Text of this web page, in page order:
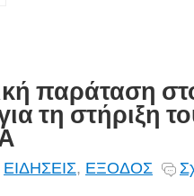
παράταση
τη στήριξη
ΕΙΔΗΣΕΙΣ, ΕΞΟΔΟΣ